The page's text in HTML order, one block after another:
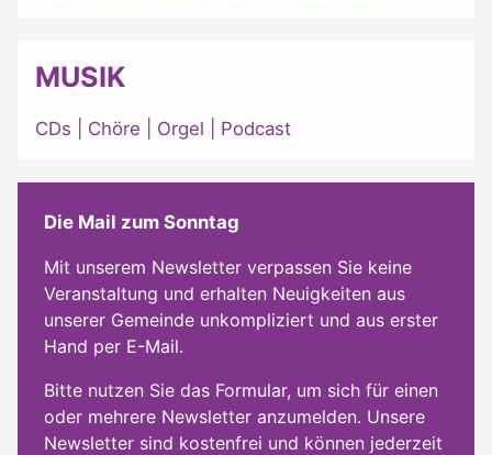
MUSIK
CDs Chöre Orgel Podcast
Die Mail zum Sonntag
Mit unserem Newsletter verpassen Sie keine
Veranstaltung und erhalten Neuigkeiten aus
unserer Gemeinde unkompliziert und aus erster
Hand per E-Mail.
Bitte nutzen Sie das Formular, um sich für einen
oder mehrere Newsletter anzumelden. Unsere
Newsletter sind kostenfrei und können jederzeit